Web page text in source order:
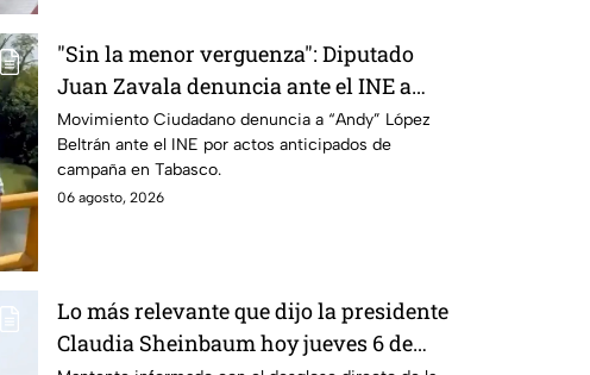
"Sin la menor verguenza": Diputado
Juan Zavala denuncia ante el INE a
Andy López Beltrán por campaña
anticipada en Tabasco
Movimiento Ciudadano denuncia a “Andy” López
Beltrán ante el INE por actos anticipados de
campaña en Tabasco.
06 agosto, 2026
Lo más relevante que dijo la presidente
Claudia Sheinbaum hoy jueves 6 de